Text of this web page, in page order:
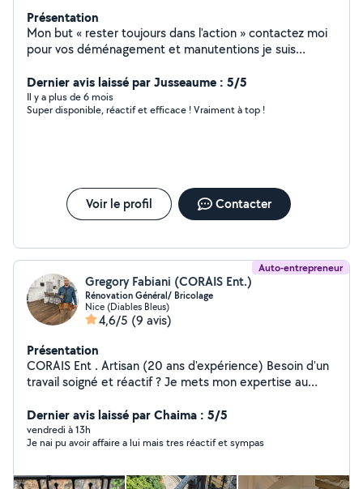
Présentation
Mon but « rester toujours dans l'action » contactez moi
pour vos déménagement et manutentions je suis
bien accueilli et aura une bonne compagnie. Si vous êtes
intéressé par mes services et que je like la demande où
que je ne peux répondre n'hésitez pas à m'envoyer
Dernier avis laissé par Jusseaume : 5/5
Il y a plus de 6 mois
Super disponible, réactif et efficace ! Vraiment à top !
Voir le profil Contacter
Auto-entrepreneur
Gregory Fabiani (CORAIS Ent.)
Rénovation Général/ Bricolage
Nice (Diables Bleus)
4,6/5 (9 avis)
Présentation
CORAIS Ent . Artisan (20 ans d'expérience) Besoin d'un
travail soigné et réactif ? Je mets mon expertise au
Bricolage et Dépannage sur Nice et alentours. Panne de
batterie Auto moto déplacement ! DOMAINES :
PLOMBERIE : Rénovation, dépannage urgent, recherche
ÉLECTRICITÉ & DOMOTIQUE : Installations aux normes,
Dernier avis laissé par Chaima : 5/5
vendredi à 13h
Je nai pu avoir affaire a lui mais tres réactif et sympas